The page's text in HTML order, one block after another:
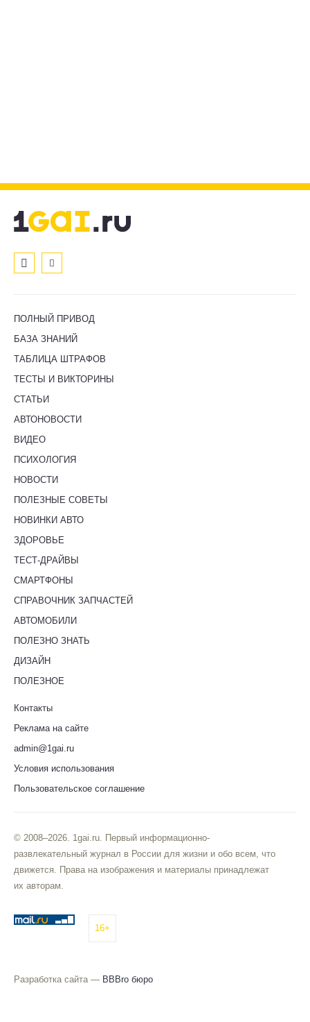
ПОЛНЫЙ ПРИВОД
БАЗА ЗНАНИЙ
ТАБЛИЦА ШТРАФОВ
ТЕСТЫ И ВИКТОРИНЫ
СТАТЬИ
АВТОНОВОСТИ
ВИДЕО
ПСИХОЛОГИЯ
НОВОСТИ
ПОЛЕЗНЫЕ СОВЕТЫ
НОВИНКИ АВТО
ЗДОРОВЬЕ
ТЕСТ-ДРАЙВЫ
СМАРТФОНЫ
СПРАВОЧНИК ЗАПЧАСТЕЙ
АВТОМОБИЛИ
ПОЛЕЗНО ЗНАТЬ
ДИЗАЙН
ПОЛЕЗНОЕ
Контакты
Реклама на сайте
admin@1gai.ru
Условия использования
Пользовательское соглашение
© 2008–2026. 1gai.ru. Первый информационно-
развлекательный журнал в России для жизни и обо всем, что
движется. Права на изображения и материалы принадлежат
их авторам.
16+
Разработка сайта — BBBro бюро